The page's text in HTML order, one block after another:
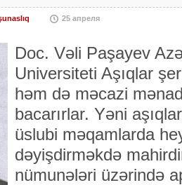
25 апреля
Doc. Vəli Paşayev
Universiteti Aşıqlar
həm də məcazi
bacarırlar. Yəni
üslubi məqamlarda
dəyişdirməkdə
nümunələri üzərində